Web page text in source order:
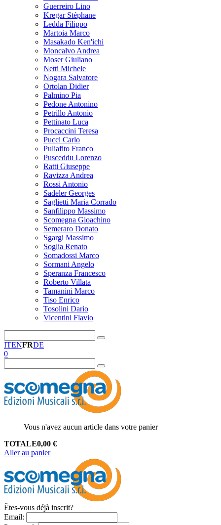
Guerreiro Lino
Kregar Stéphane
Ledda Filippo
Martoia Marco
Masakado Ken'ichi
Moncalvo Andrea
Moser Giuliano
Netti Michele
Nogara Salvatore
Ortolan Didier
Palmino Pia
Pedone Antonino
Petrillo Antonio
Pettinato Luca
Procaccini Teresa
Pucci Carlo
Puliafito Franco
Pusceddu Lorenzo
Ratti Giuseppe
Ravizza Andrea
Rossi Antonio
Sadeler Georges
Saglietti Maria Corrado
Sanfilippo Massimo
Scomegna Gioachino
Semeraro Donato
Sgargi Massimo
Soglia Renato
Somadossi Marco
Sormani Angelo
Speranza Francesco
Roberto Villata
Tamanini Marco
Tiso Enrico
Tosolini Dario
Vicentini Flavio
ITENFRDE
0
Vous n'avez aucun article dans votre panier
TOTALE0,00 €
Aller au panier
Êtes-vous déjà inscrit?
Email: